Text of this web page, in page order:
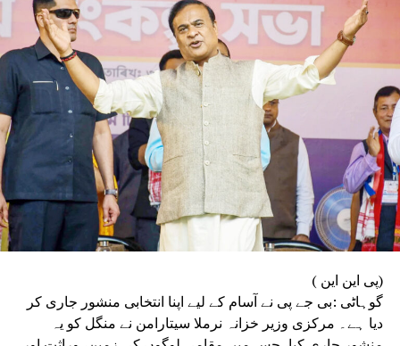
(پی این این )
گوہاٹی :بی جے پی نے آسام کے لیے اپنا انتخابی منشور جاری کر
دیا ہے۔ مرکزی وزیر خزانہ نرملا سیتارامن نے منگل کو یہ